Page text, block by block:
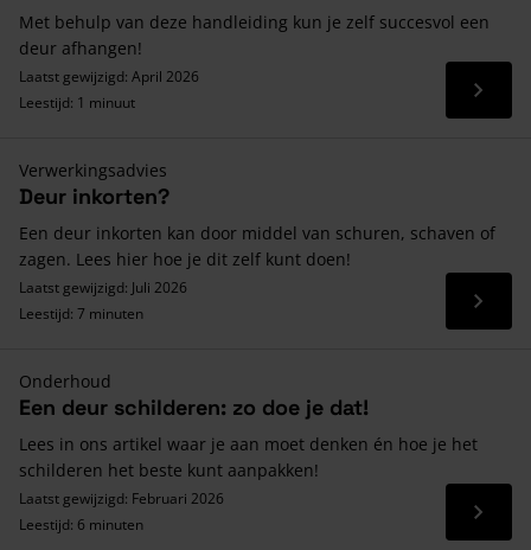
Met behulp van deze handleiding kun je zelf succesvol een
deur afhangen!
Laatst gewijzigd: April 2026
Leestijd: 1 minuut
Lees
Verwerkingsadvies
Deur inkorten?
Een deur inkorten kan door middel van schuren, schaven of
zagen. Lees hier hoe je dit zelf kunt doen!
Laatst gewijzigd: Juli 2026
Leestijd: 7 minuten
Lees
Onderhoud
Een deur schilderen: zo doe je dat!
Lees in ons artikel waar je aan moet denken én hoe je het
schilderen het beste kunt aanpakken!
Laatst gewijzigd: Februari 2026
Leestijd: 6 minuten
Lees